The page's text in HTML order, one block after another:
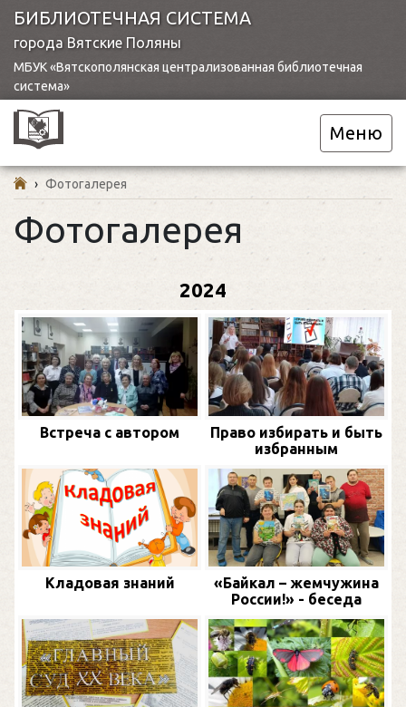
БИБЛИОТЕЧНАЯ СИСТЕМА
города Вятские Поляны
МБУК «Вятскополянская централизованная библиотечная
система»
Меню
› Фотогалерея
Фотогалерея
2024
Встреча с автором
Право избирать и быть
избранным
Кладовая знаний
«Байкал – жемчужина
России!» - беседа